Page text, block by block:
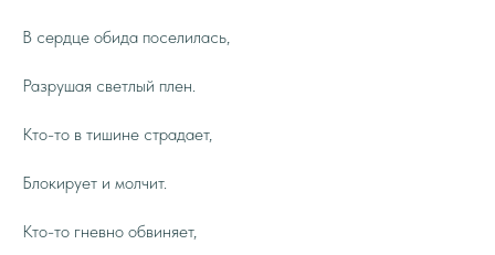
В сердце обида поселилась,
Разрушая светлый плен.
Кто-то в тишине страдает,
Блокирует и молчит.
Кто-то гневно обвиняет,